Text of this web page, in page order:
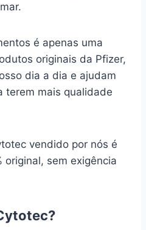
é apenas uma
originais da Pfizer,
dia a dia e ajudam
terem mais qualidade
vendido por nós é
original, sem exigência